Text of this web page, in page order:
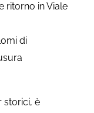
ritorno in Viale
di
storici, è